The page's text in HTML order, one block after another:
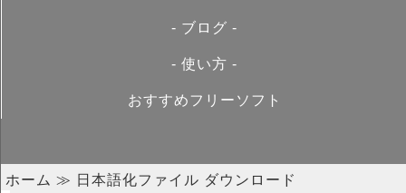
- ブログ -
- 使い方 -
おすすめフリーソフト
ホーム ≫ 日本語化ファイル ダウンロード